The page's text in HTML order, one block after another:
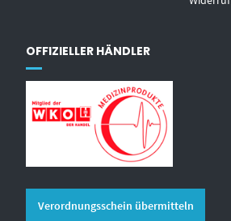
OFFIZIELLER HÄNDLER
Verordnungsschein übermitteln